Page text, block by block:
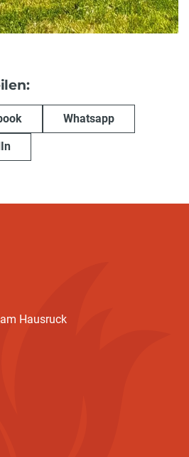
Whatsapp
Hausruck